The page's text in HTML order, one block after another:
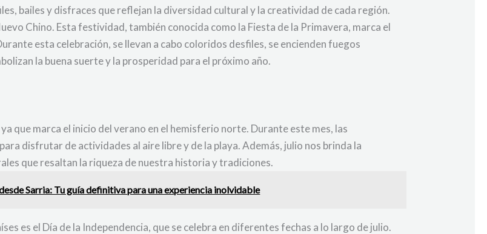
bailes y disfraces que reflejan la diversidad cultural y la creatividad de cada región.
Chino. Esta festividad, también conocida como la Fiesta de la Primavera, marca el
esta celebración, se llevan a cabo coloridos desfiles, se encienden fuegos
la buena suerte y la prosperidad para el próximo año.
que marca el inicio del verano en el hemisferio norte. Durante este mes, las
disfrutar de actividades al aire libre y de la playa. Además, julio nos brinda la
que resaltan la riqueza de nuestra historia y tradiciones.
Sarria: Tu guía definitiva para una experiencia inolvidable
es el Día de la Independencia, que se celebra en diferentes fechas a lo largo de julio.